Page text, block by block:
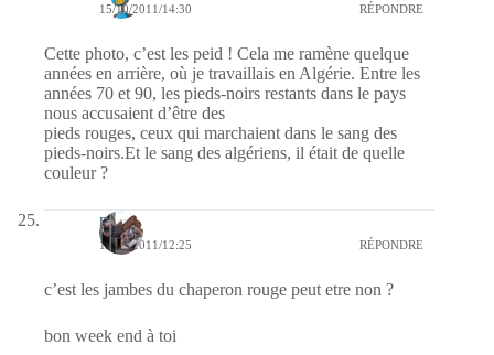
15/10/2011/14:30 RÉPONDRE
Cette photo, c’est les peid ! Cela me ramène quelque
années en arrière, où je travaillais en Algérie. Entre les
années 70 et 90, les pieds-noirs restants dans le pays
nous accusaient d’être des
pieds rouges, ceux qui marchaient dans le sang des
pieds-noirs.Et le sang des algériens, il était de quelle
couleur ?
noel
15/10/2011/12:25 RÉPONDRE
c’est les jambes du chaperon rouge peut etre non ?
bon week end à toi